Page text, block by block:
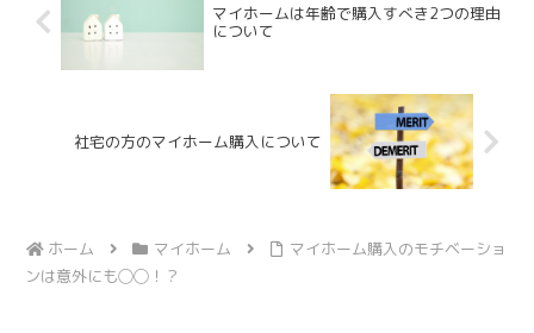
マイホームは年齢で購入すべき2つの理由
について
社宅の方のマイホーム購入について
ホーム マイホーム
マイホーム購入のモチベーショ
ンは意外にも◯◯！？